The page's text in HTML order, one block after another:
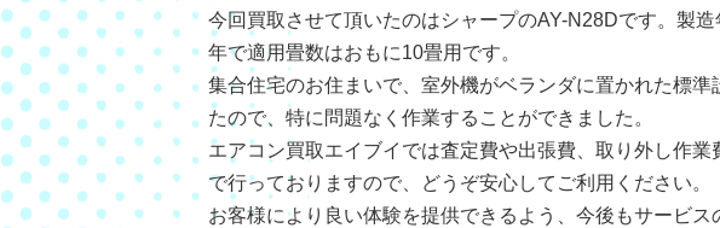
今回買取させて頂いたのはシャープのAY-N28Dです。製
年で適用畳数はおもに10畳用です。
集合住宅のお住まいで、室外機がベランダに置かれた標準
たので、特に問題なく作業することができました。
エアコン買取エイブイでは査定費や出張費、取り外し作業
で行っておりますので、どうぞ安心してご利用ください。
お客様により良い体験を提供できるよう、今後もサービス